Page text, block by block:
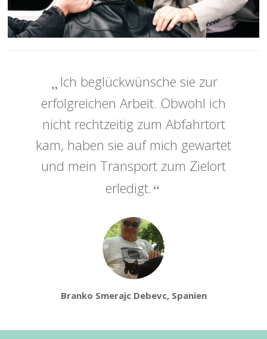
Ich beglückwünsche sie zur
erfolgreichen Arbeit. Obwohl ich
nicht rechtzeitig zum Abfahrtort
kam, haben sie auf mich gewartet
und mein Transport zum Zielort
erledigt.
Branko Smerajc Debevc, Spanien